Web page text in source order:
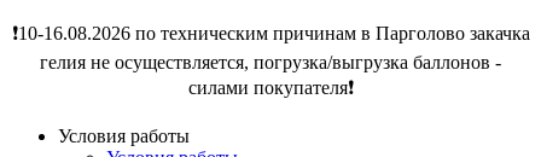
❗️10-16.08.2026 по техническим причинам в Парголово закачка
гелия не осуществляется, погрузка/выгрузка баллонов -
силами покупателя❗️
Условия работы